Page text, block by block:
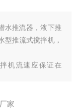
水推流器，液下推
型推流式搅拌机，
机流速应保证在
家